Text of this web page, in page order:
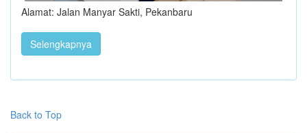
Alamat: Jalan Manyar Sakti, Pekanbaru
Selengkapnya
Back to Top